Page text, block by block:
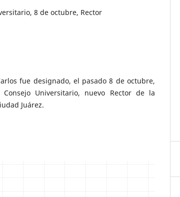
8 de octubre, Rector
fue designado, el pasado 8 de octubre,
Universitario, nuevo Rector de la
Juárez.